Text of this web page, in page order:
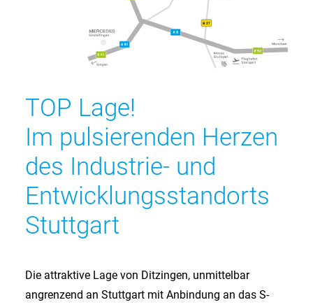
TOP Lage!
Im pulsierenden Herzen
des Industrie- und
Entwicklungsstandorts
Stuttgart
Die attraktive Lage von Ditzingen, unmittelbar
angrenzend an Stuttgart mit Anbindung an das S-